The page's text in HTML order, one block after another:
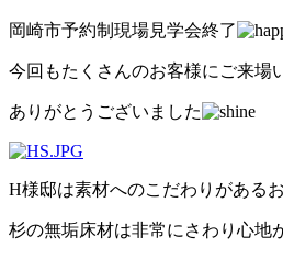
岡崎市予約制現場見学会終了
今回もたくさんのお客様にご来場
ありがとうございました
H様邸は素材へのこだわりがある
杉の無垢床材は非常にさわり心地